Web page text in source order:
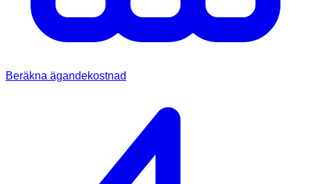
Beräkna ägandekostnad